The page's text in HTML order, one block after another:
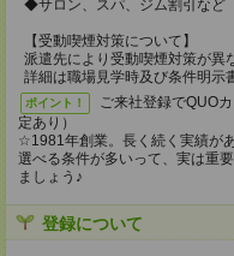
◆サロン、スパ、ジム割引など
【受動喫煙対策について】
派遣先により受動喫煙対策が異
詳細は職場見学時及び条件明示
ポイント！
ご来社登録でQUO
定あり）
☆1981年創業。長く続く実績が
選べる条件が多いって、実は重
ましょう♪
登録について